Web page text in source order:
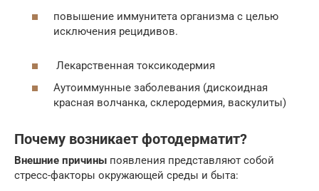
повышение иммунитета организма с целью
исключения рецидивов.
Лекарственная токсикодермия
Аутоиммунные заболевания (дискоидная
красная волчанка, склеродермия, васкулиты)
Почему возникает фотодерматит?
Внешние причины появления представляют собой
стресс-факторы окружающей среды и быта: